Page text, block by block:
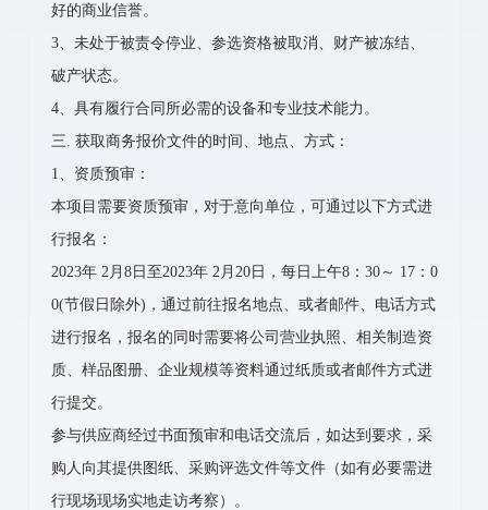
好的商业信誉。
3、未处于被责令停业、参选资格被取消、财产被冻结、
破产状态。
4、具有履行合同所必需的设备和专业技术能力。
三. 获取商务报价文件的时间、地点、方式：
1、资质预审：
本项目需要资质预审，对于意向单位，可通过以下方式进
行报名：
2023年 2月8日至2023年 2月20日，每日上午8：30～ 17：0
0(节假日除外)，通过前往报名地点、或者邮件、电话方式
进行报名，报名的同时需要将公司营业执照、相关制造资
质、样品图册、企业规模等资料通过纸质或者邮件方式进
行提交。
参与供应商经过书面预审和电话交流后，如达到要求，采
购人向其提供图纸、采购评选文件等文件（如有必要需进
行现场现场实地走访考察）。